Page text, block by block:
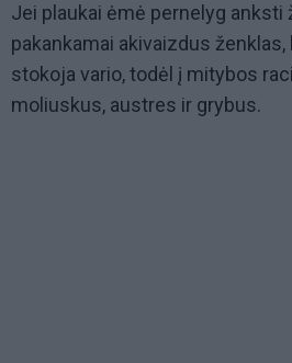
Jei plaukai ėmė pernelyg anksti
pakankamai akivaizdus
stokoja vario, todėl į mitybos
moliuskus, austres ir grybus.